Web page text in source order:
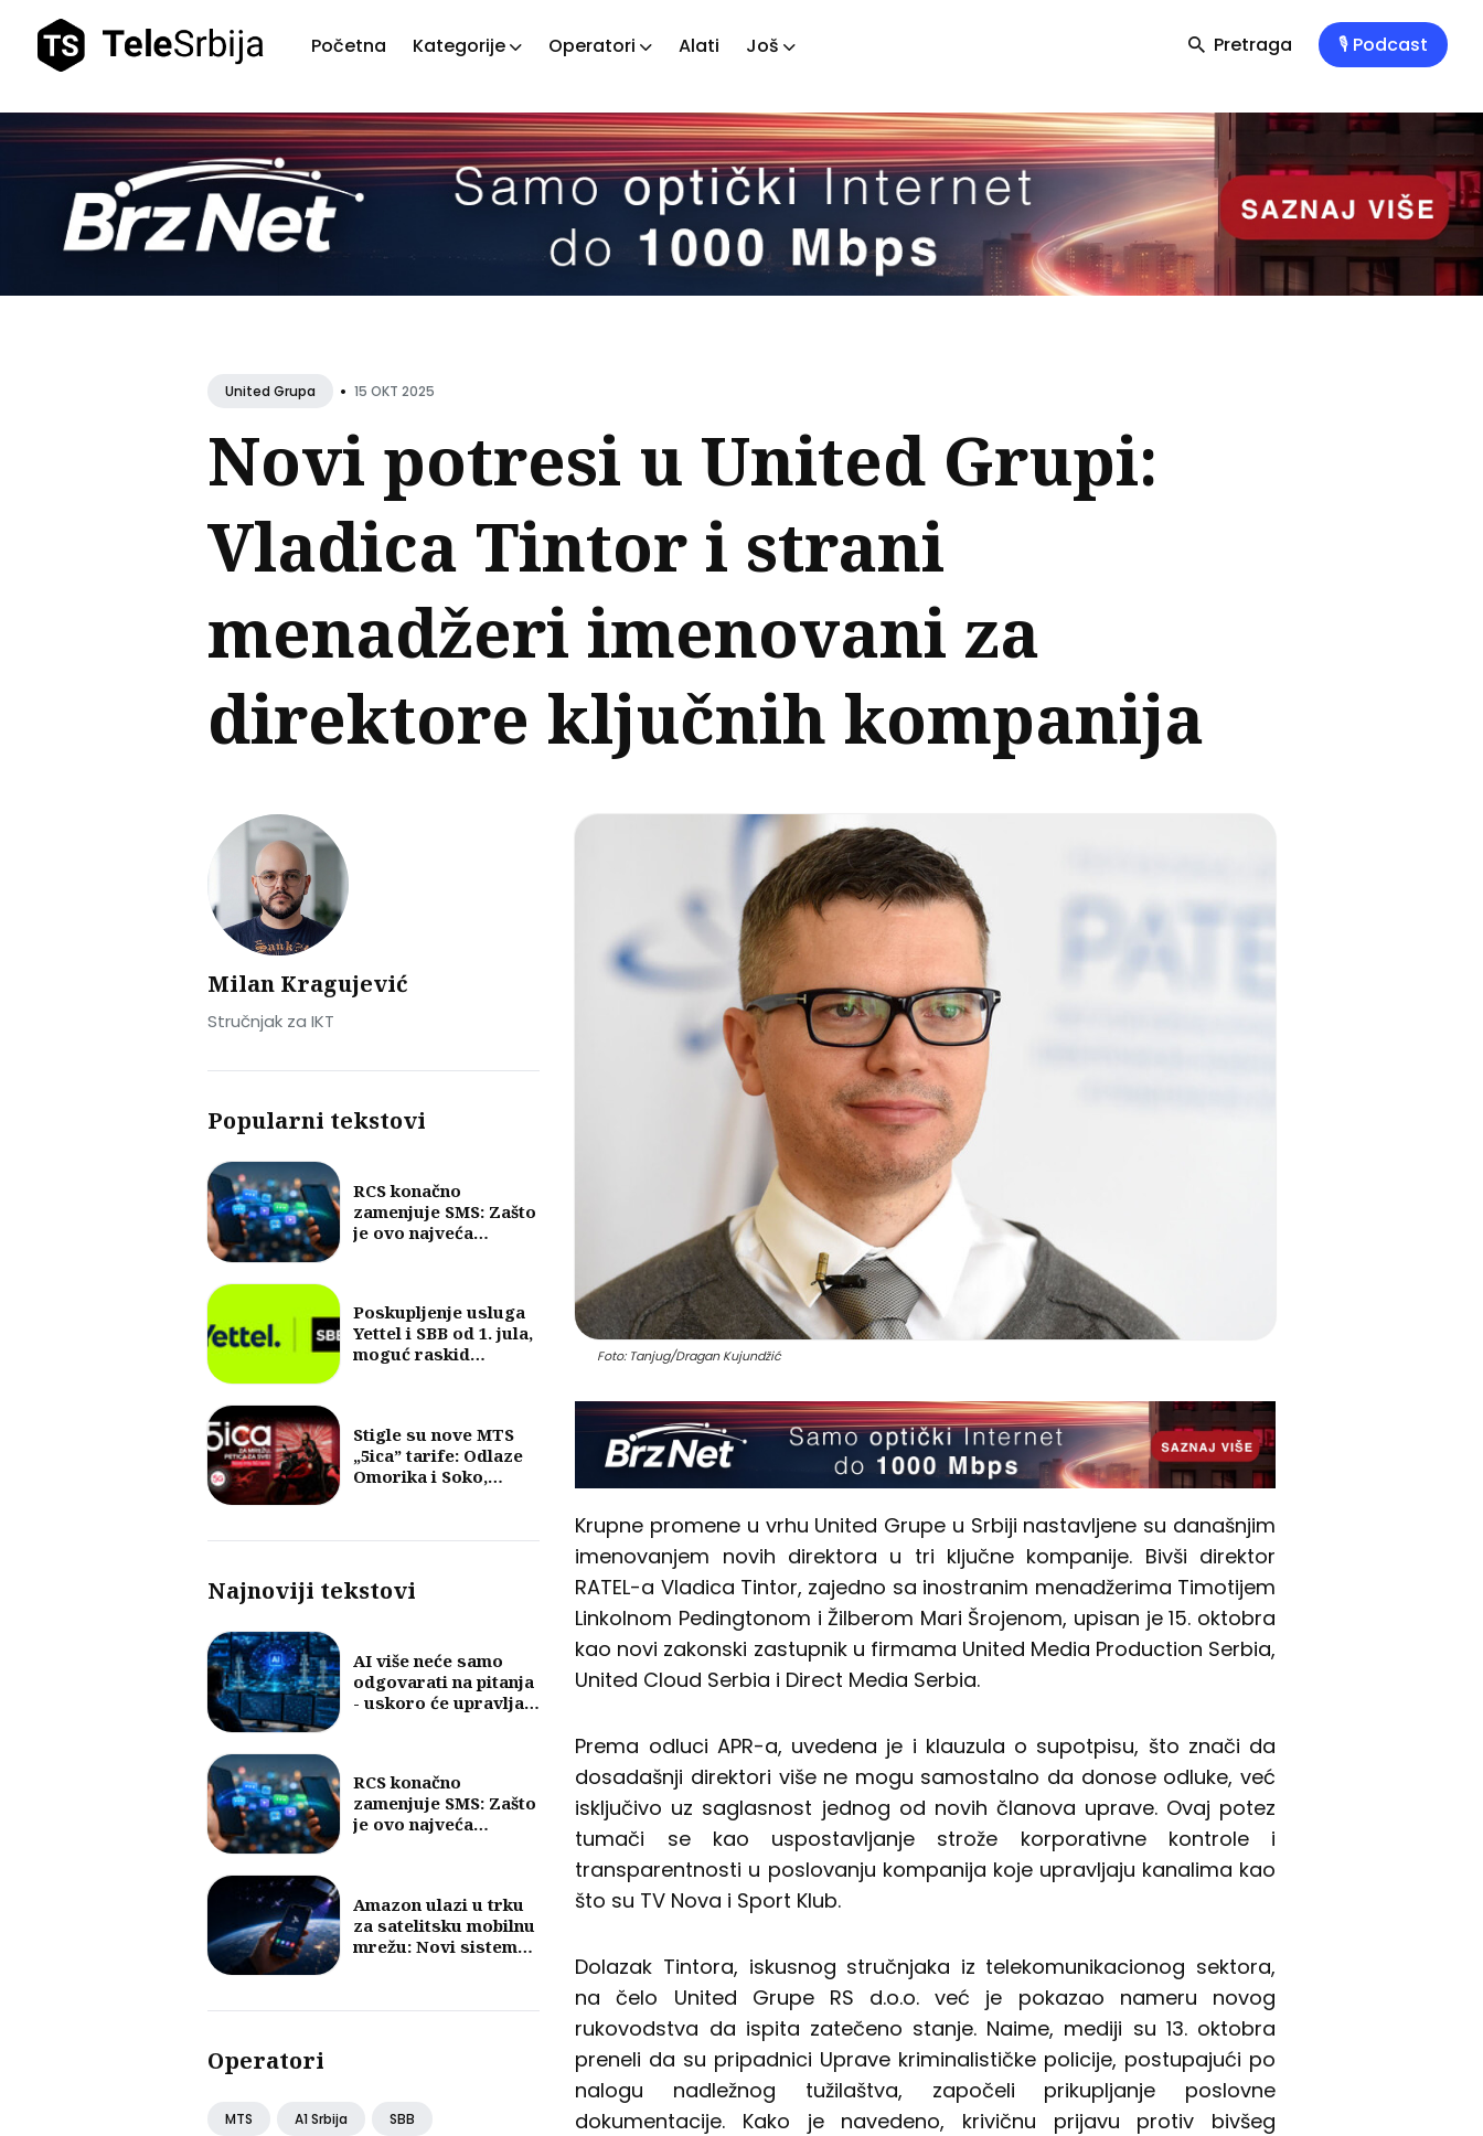
Početna Kategorije Operatori Alati Još Pretraga 🎙️ Podcast
Pretražite
tekstove
United Grupa • 15 OKT 2025
Novi potresi u United Grupi:
Vladica Tintor i strani
menadžeri imenovani za
direktore ključnih kompanija
Milan Kragujević
Stručnjak za IKT
Popularni tekstovi
RCS konačno
zamenjuje SMS: Zašto
je ovo najveća
Poskupljenje usluga
Yettel i SBB od 1. jula,
moguć raskid
Stigle su nove MTS
„5ica” tarife: Odlaze
Omorika i Soko,
Najnoviji tekstovi
AI više neće samo
odgovarati na pitanja
- uskoro će upravljati
RCS konačno
zamenjuje SMS: Zašto
je ovo najveća
Amazon ulazi u trku
za satelitsku mobilnu
mrežu: Novi sistem
stanica
Operatori
MTS A1 Srbija SBB
Foto: Tanjug/Dragan Kujundžić
Krupne promene u vrhu United Grupe u Srbiji nastavljene su današnjim
imenovanjem novih direktora u tri ključne kompanije. Bivši direktor
RATEL-a Vladica Tintor, zajedno sa inostranim menadžerima Timotijem
Linkolnom Pedingtonom i Žilberom Mari Šrojenom, upisan je 15. oktobra
kao novi zakonski zastupnik u firmama United Media Production Serbia,
United Cloud Serbia i Direct Media Serbia.
Prema odluci APR-a, uvedena je i klauzula o supotpisu, što znači da
dosadašnji direktori više ne mogu samostalno da donose odluke, već
isključivo uz saglasnost jednog od novih članova uprave. Ovaj potez
tumači se kao uspostavljanje strože korporativne kontrole i
transparentnosti u poslovanju kompanija koje upravljaju kanalima kao
što su TV Nova i Sport Klub.
Dolazak Tintora, iskusnog stručnjaka iz telekomunikacionog sektora,
na čelo United Grupe RS d.o.o. već je pokazao nameru novog
rukovodstva da ispita zatečeno stanje. Naime, mediji su 13. oktobra
preneli da su pripadnici Uprave kriminalističke policije, postupajući po
nalogu nadležnog tužilaštva, započeli prikupljanje poslovne
dokumentacije. Kako je navedeno, krivičnu prijavu protiv bivšeg